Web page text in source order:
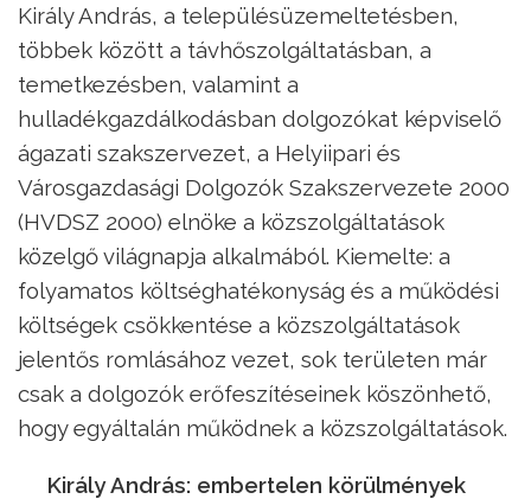
Király András, a településüzemeltetésben,
többek között a távhőszolgáltatásban, a
temetkezésben, valamint a
hulladékgazdálkodásban dolgozókat képviselő
ágazati szakszervezet, a Helyiipari és
Városgazdasági Dolgozók Szakszervezete 2000
(HVDSZ 2000) elnöke a közszolgáltatások
közelgő világnapja alkalmából. Kiemelte: a
folyamatos költséghatékonyság és a működési
költségek csökkentése a közszolgáltatások
jelentős romlásához vezet, sok területen már
csak a dolgozók erőfeszítéseinek köszönhető,
hogy egyáltalán működnek a közszolgáltatások.
Király András: embertelen körülmények